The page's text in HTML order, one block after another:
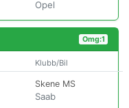
Opel
Omg:1
Klubb/Bil
Skene MS
Saab